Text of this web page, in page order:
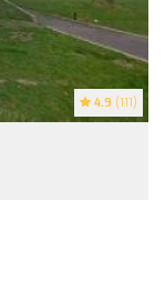
4.9 (111)